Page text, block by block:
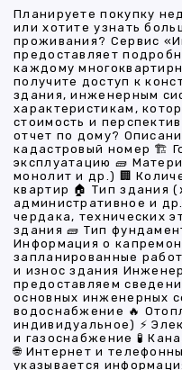
Планируете покупку
или хотите узнать
проживания? Сервис
предоставляет
каждому
получите доступ к
здания, инженерным
характеристикам,
стоимость и
отчет по дому?
кадастровый номер 🏗
эксплуатацию 🧱
монолит и др.) 🏢
квартир 🏠 Тип здания
административное и
чердака, технических
здания 🧱 Тип
Информация о
запланированные
и износ здания
предоставляем
основных инженерных
водоснабжение 🔥
индивидуальное) ⚡
и газоснабжение 🧪
🌐 Интернет и
указывается